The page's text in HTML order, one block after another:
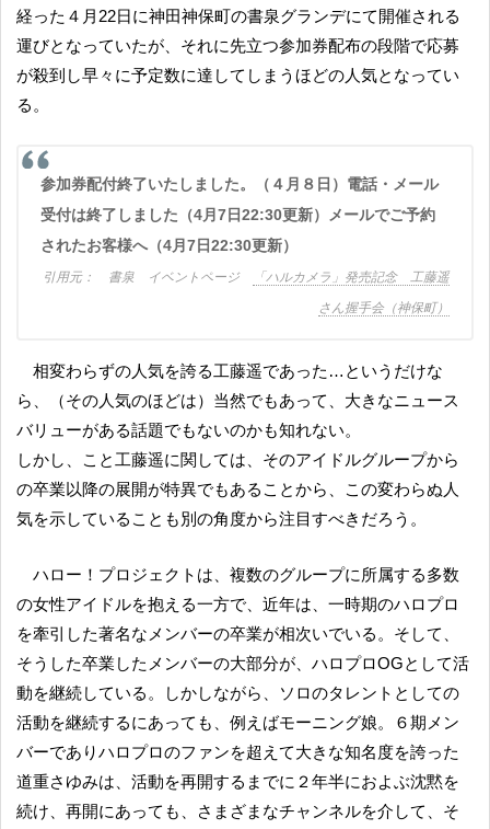
経った４月22日に神田神保町の書泉グランデにて開催される
運びとなっていたが、それに先立つ参加券配布の段階で応募
が殺到し早々に予定数に達してしまうほどの人気となってい
る。
参加券配付終了いたしました。（４月８日）電話・メール
受付は終了しました（4月7日22:30更新）メールでご予約
されたお客様へ（4月7日22:30更新）
書泉 イベントページ
「ハルカメラ」発売記念 工藤遥
さん握手会（神保町）
相変わらずの人気を誇る工藤遥であった…というだけな
ら、（その人気のほどは）当然でもあって、大きなニュース
バリューがある話題でもないのかも知れない。
しかし、こと工藤遥に関しては、そのアイドルグループから
の卒業以降の展開が特異でもあることから、この変わらぬ人
気を示していることも別の角度から注目すべきだろう。
ハロー！プロジェクトは、複数のグループに所属する多数
の女性アイドルを抱える一方で、近年は、一時期のハロプロ
を牽引した著名なメンバーの卒業が相次いでいる。そして、
そうした卒業したメンバーの大部分が、ハロプロOGとして活
動を継続している。しかしながら、ソロのタレントとしての
活動を継続するにあっても、例えばモーニング娘。６期メン
バーでありハロプロのファンを超えて大きな知名度を誇った
道重さゆみは、活動を再開するまでに２年半におよぶ沈黙を
続け、再開にあっても、さまざまなチャンネルを介して、そ